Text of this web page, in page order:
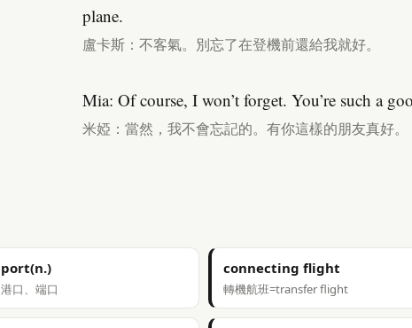
plane.
盧卡斯：不客氣。別忘了在登機前還給我就好。
Mia: Of course, I won’t forget. You’re such a
米婭：當然，我不會忘記的。有你這樣的朋友真好。
port(n.)
港口、端口
connecting flight
轉機航班=transfer flight